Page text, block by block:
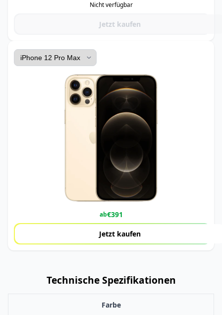
Nicht verfügbar
Jetzt kaufen
ab€391
Jetzt kaufen
Technische Spezifikationen
Farbe